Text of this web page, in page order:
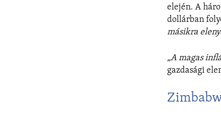
elején. A
dollárban
másikra
„A magas
gazdasági